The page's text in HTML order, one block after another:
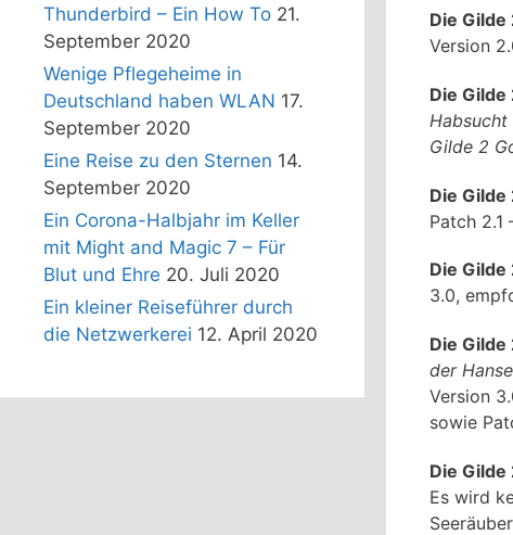
Die Gilde
Version
Die Gilde
Gilde 2
Die Gilde
Patch 2.1
Die Gilde
3.0,
Die Gilde
der Hanse
Version
sowie
Die Gilde
Es wird
Thunderbird – Ein How To 21.
September 2020
Wenige Pflegeheime in
Deutschland haben WLAN 17.
September 2020
Eine Reise zu den Sternen 14.
September 2020
Ein Corona-Halbjahr im Keller
mit Might and Magic 7 – Für
Blut und Ehre 20. Juli 2020
Ein kleiner Reiseführer durch
die Netzwerkerei 12. April 2020